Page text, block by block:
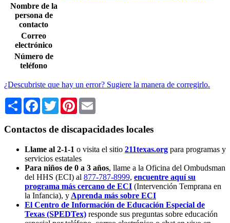
Nombre de la
persona de
contacto
Correo
electrónico
Número de
teléfono
¿Descubriste que hay un error? Sugiere la manera de corregirlo.
Share Facebook
TwitterPinterest
Contactos de discapacidades locales
Llame al 2-1-1 o visita el sitio 211texas.org para programas y
servicios estatales
Para niños de 0 a 3 años, llame a la Oficina del Ombudsman
del HHS (ECI) al 877-787-8999, encuentre aquí su
programa más cercano de ECI (Intervención Temprana en
la Infancia), y Aprenda más sobre ECI
El Centro de Información de Educación Especial de
Texas (SPEDTex) responde sus preguntas sobre educación